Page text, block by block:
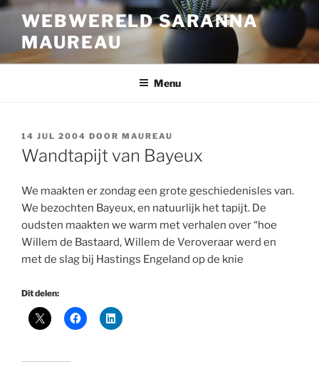
Ga
inhoud
WEBWERELD SARANNA
MAUREAU
Menu
GEPLAATST
OP
14 JUL 2004 DOOR MAUREAU
Wandtapijt van Bayeux
We maakten er zondag een grote geschiedenisles van.
We bezochten Bayeux, en natuurlijk het tapijt. De
oudsten maakten we warm met verhalen over “hoe
Willem de Bastaard, Willem de Veroveraar werd en
met de slag bij Hastings Engeland op de knie
Dit delen: